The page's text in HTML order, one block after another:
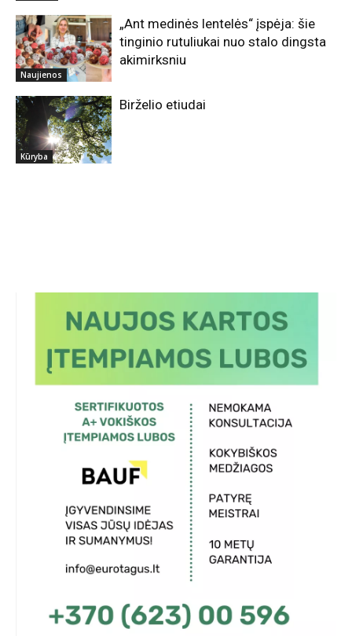
Naujienos
„Ant medinės lentelės“ įspėja: šie
tinginio rutuliukai nuo stalo dingsta
akimirksniu
Kūryba
Birželio etiudai